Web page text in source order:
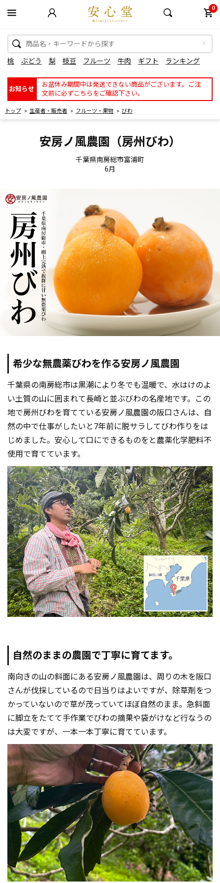
0
桃 ぶどう 梨 枝豆 フルーツ 牛肉 ギフト ランキング
お知らせ
お盆休み期間中は発送できない商品がございます。ご注
文前に必ずこちらをご確認下さい。
トップ 生産者・販売者 フルーツ・果物 びわ
安房ノ風農園（房州びわ）
千葉県南房総市富浦町
6月
希少な無農薬びわを作る安房ノ風農園
千葉県の南房総市は黒潮により冬でも温暖で、水はけのよ
い土質の山に囲まれて長崎と並ぶびわの名産地です。この
地で房州びわを育てている安房ノ風農園の阪口さんは、自
然の中で仕事がしたいと7年前に脱サラしてびわ作りをは
じめました。安心して口にできるものをと農薬化学肥料不
使用で育てています。
自然のままの農園で丁寧に育てます。
南向きの山の斜面にある安房ノ風農園は、周りの木を阪口
さんが伐採しているので日当りはよいですが、除草剤をつ
かっていないので草が茂っていてほぼ自然のまま。急斜面
に脚立をたてて手作業でびわの摘果や袋がけなど行なうの
は大変ですが、一本一本丁寧に育てています。